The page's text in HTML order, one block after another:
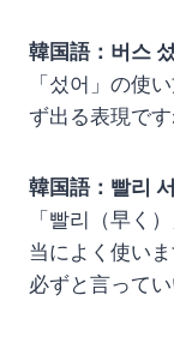
韓国語：버스
「섰어」の使
ず出る表現です
韓国語：빨리
「빨리（早く
当によく使い
必ずと言って